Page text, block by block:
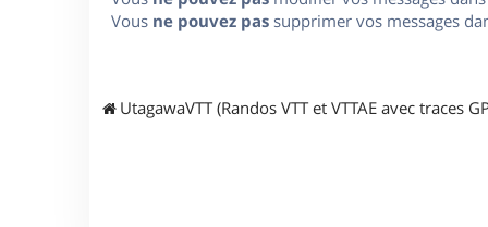
Vous ne pouvez pas supprimer vos messages
UtagawaVTT (Randos VTT et VTTAE avec traces